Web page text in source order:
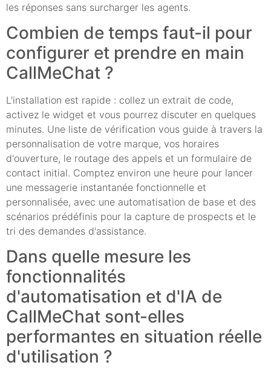
les réponses sans surcharger les agents.
Combien de temps faut-il pour
configurer et prendre en main
CallMeChat ?
L'installation est rapide : collez un extrait de code,
activez le widget et vous pourrez discuter en quelques
minutes. Une liste de vérification vous guide à travers la
personnalisation de votre marque, vos horaires
d'ouverture, le routage des appels et un formulaire de
contact initial. Comptez environ une heure pour lancer
une messagerie instantanée fonctionnelle et
personnalisée, avec une automatisation de base et des
scénarios prédéfinis pour la capture de prospects et le
tri des demandes d'assistance.
Dans quelle mesure les
fonctionnalités
d'automatisation et d'IA de
CallMeChat sont-elles
performantes en situation réelle
d'utilisation ?